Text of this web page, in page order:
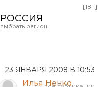
РОССИЯ
Курган
[18+]
23 ЯНВАРЯ 2008 В 10:53
Илья Ненко